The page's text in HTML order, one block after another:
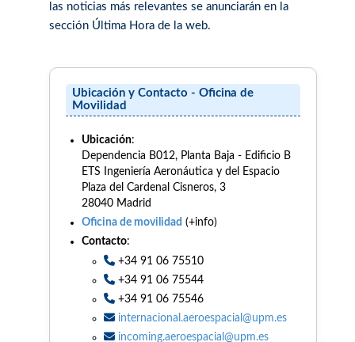
las noticias más relevantes se anunciarán en la
sección Última Hora de la web.
Ubicación y Contacto - Oficina de
Movilidad
Ubicación:
Dependencia B012, Planta Baja - Edificio B
ETS Ingeniería Aeronáutica y del Espacio
Plaza del Cardenal Cisneros, 3
28040 Madrid
Oficina de movilidad (+info)
Contacto:
+34 91 06 75510
+34 91 06 75544
+34 91 06 75546
internacional.aeroespacial@upm.es
incoming.aeroespacial@upm.es